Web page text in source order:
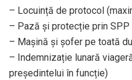
– Locuință de protocol
– Pază și protecție prin
– Mașină și șofer pe toată
– Indemnizație lunară
președintelui în funcție)